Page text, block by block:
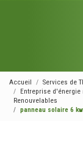
Accueil
Services de
Entreprise d'énergie
Renouvelables
panneau solaire 6